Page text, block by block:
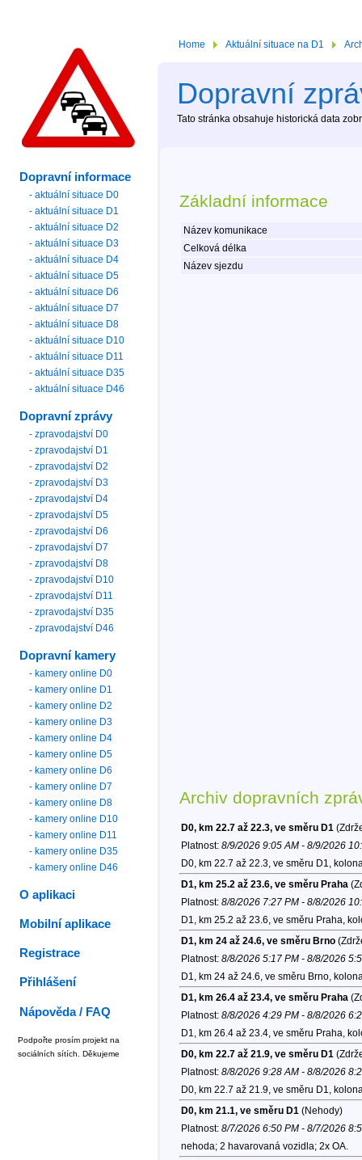
Home Aktuální situace na D1
Dopravní
Tato stránka obsahuje historická data
Základní informace
Název komunikace
Celková délka
Název sjezdu
Archiv dopravních
D0, km 22.7 až 22.3, ve směru D1
Platnost: 8/9/2026 9:05 AM - 8/9/2026
D0, km 22.7 až 22.3, ve směru D1,
D1, km 25.2 až 23.6, ve směru Praha
Platnost: 8/8/2026 7:27 PM - 8/8/2026
D1, km 25.2 až 23.6, ve směru Praha,
D1, km 24 až 24.6, ve směru Brno
Platnost: 8/8/2026 5:17 PM - 8/8/2026
D1, km 24 až 24.6, ve směru Brno,
D1, km 26.4 až 23.4, ve směru Praha
Platnost: 8/8/2026 4:29 PM - 8/8/2026
D1, km 26.4 až 23.4, ve směru Praha,
D0, km 22.7 až 21.9, ve směru D1
Platnost: 8/8/2026 9:28 AM - 8/8/2026
D0, km 22.7 až 21.9, ve směru D1,
D0, km 21.1, ve směru D1 (Nehody)
Platnost: 8/7/2026 6:50 PM - 8/7/2026
nehoda; 2 havarovaná vozidla; 2x OA.
Dopravní informace
- aktuální situace D0
- aktuální situace D1
- aktuální situace D2
- aktuální situace D3
- aktuální situace D4
- aktuální situace D5
- aktuální situace D6
- aktuální situace D7
- aktuální situace D8
- aktuální situace D10
- aktuální situace D11
- aktuální situace D35
- aktuální situace D46
Dopravní zprávy
- zpravodajství D0
- zpravodajství D1
- zpravodajství D2
- zpravodajství D3
- zpravodajství D4
- zpravodajství D5
- zpravodajství D6
- zpravodajství D7
- zpravodajství D8
- zpravodajství D10
- zpravodajství D11
- zpravodajství D35
- zpravodajství D46
Dopravní kamery
- kamery online D0
- kamery online D1
- kamery online D2
- kamery online D3
- kamery online D4
- kamery online D5
- kamery online D6
- kamery online D7
- kamery online D8
- kamery online D10
- kamery online D11
- kamery online D35
- kamery online D46
O aplikaci
Mobilní aplikace
Registrace
Přihlášení
Nápověda / FAQ
Podpořte prosím projekt na
sociálních sítích. Děkujeme